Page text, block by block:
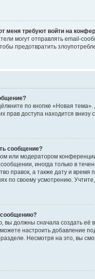
меня требуют войти на
могут отправлять email-
предотвратить
по кнопке «Новая
прав доступа находится
сообщение?
или модератором
иногда только в
правок, а также дату и
по своему усмотрению.
сообщению?
вы должны сначала создать
настроить добавление
Несмотря на это, вы